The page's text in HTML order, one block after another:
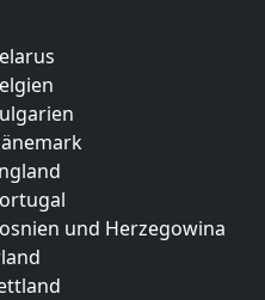
und Herzegowina